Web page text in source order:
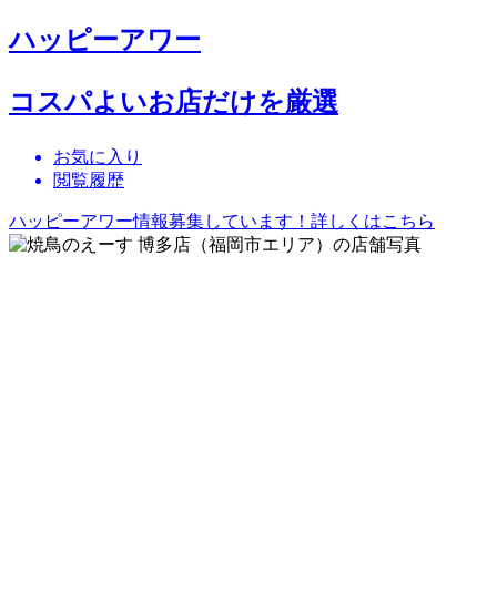
ハッピーアワー
コスパよいお店だけを厳選
お気に入り
閲覧履歴
ハッピーアワー情報募集しています！詳しくはこちら